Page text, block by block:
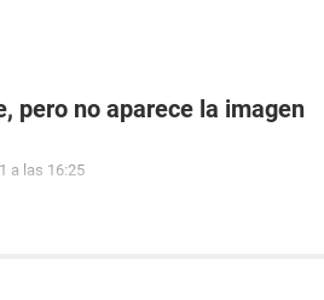
pero no aparece la imagen
a las 16:25